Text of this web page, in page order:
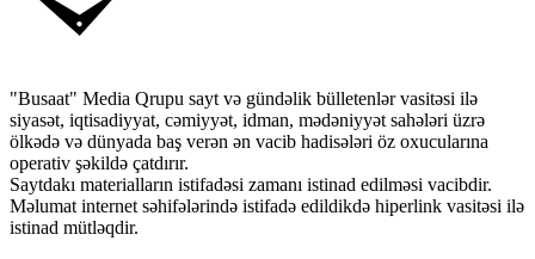
"Busaat" Media Qrupu sayt və gündəlik bülletenlər vasitəsi ilə
siyasət, iqtisadiyyat, cəmiyyət, idman, mədəniyyət sahələri üzrə
ölkədə və dünyada baş verən ən vacib hadisələri öz oxucularına
operativ şəkildə çatdırır.
Saytdakı materialların istifadəsi zamanı istinad edilməsi vacibdir.
Məlumat internet səhifələrində istifadə edildikdə hiperlink vasitəsi ilə
istinad mütləqdir.